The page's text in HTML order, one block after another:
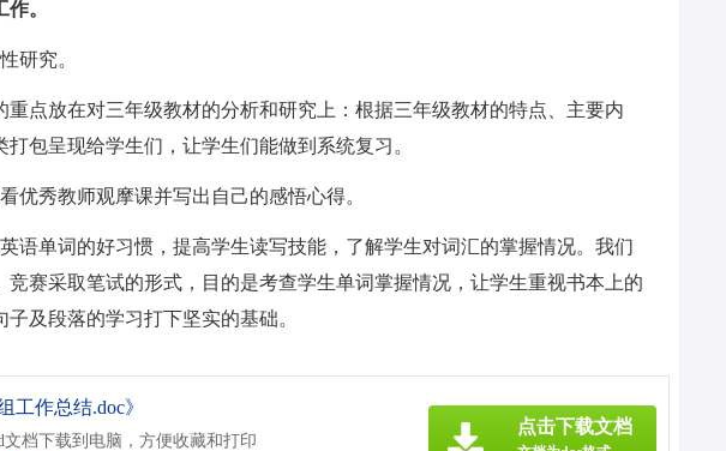
。
研究。
重点放在对三年级教材的分析和研究上：根据三年级教材的特点、主要内
包呈现给学生们，让学生们能做到系统复习。
优秀教师观摩课并写出自己的感悟心得。
语单词的好习惯，提高学生读写技能，了解学生对词汇的掌握情况。我们
竞赛采取笔试的形式，目的是考查学生单词掌握情况，让学生重视书本上的
及段落的学习打下坚实的基础。
工作总结.doc》
文档下载到电脑，方便收藏和打印
点击下载文档